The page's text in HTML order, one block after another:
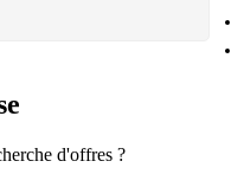
d'offres ?